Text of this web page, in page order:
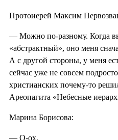
Протоиерей Максим
— Можно по-разному. Когда
«абстрактный», оно меня
А с другой стороны, у меня
сейчас уже не совсем
христианских почему-то
Ареопагита «Небесные
Марина Борисова:
— О-ох.